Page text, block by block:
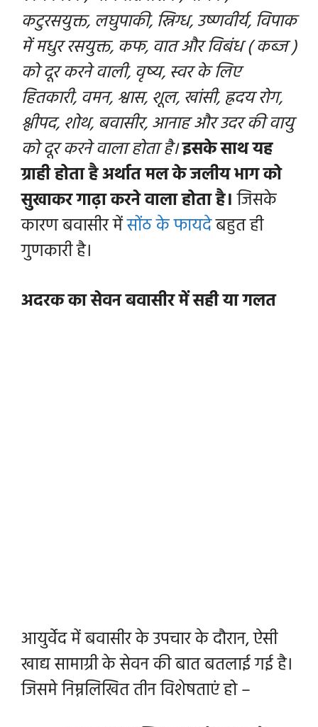
कटुरसयुक्त, लघुपाकी, स्निग्ध, उष्णवीर्य, विपाक
में मधुर रसयुक्त, कफ, वात और विबंध ( कब्ज )
को दूर करने वाली, वृष्य, स्वर के लिए
हितकारी, वमन, श्वास, शूल, खांसी, ह्रदय रोग,
श्लीपद, शोथ, बवासीर, आनाह और उदर की वायु
को दूर करने वाला होता है।इसके साथ यह
ग्राही होता है अर्थात मल के जलीय भाग को
सुखाकर गाढ़ा करने वाला होता है।जिसके
कारण बवासीर मेंसोंठ के फायदेबहुत ही
गुणकारीहै।
अदरक का सेवन बवासीर में सही यागलत
आयुर्वेद में बवासीर के उपचार के दौरान, ऐसी
खाद्य सामाग्री के सेवन की बात बतलाई गई है।
जिसमे निम्नलिखित तीन विशेषताएं हो –